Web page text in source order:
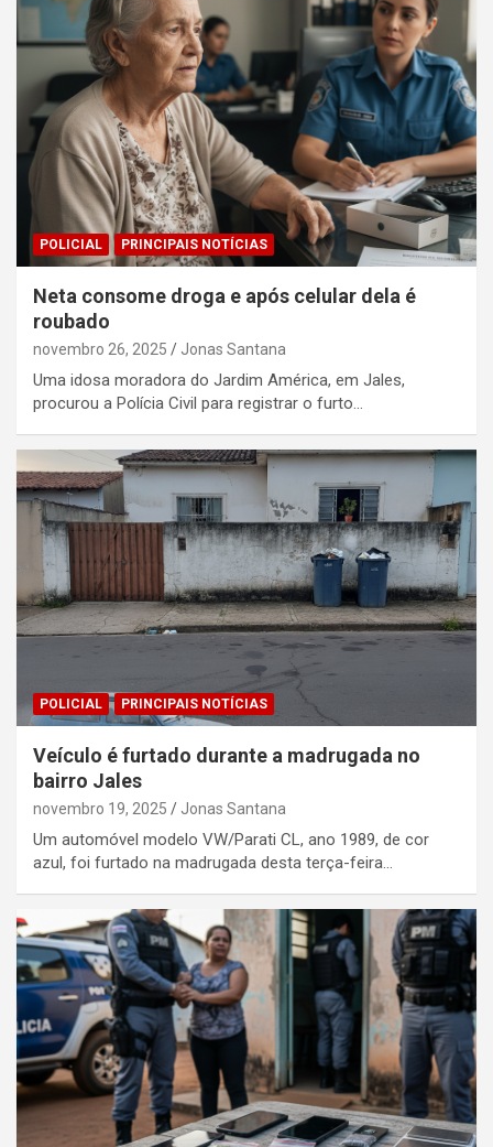
POLICIAL PRINCIPAIS NOTÍCIAS
Neta consome droga e após celular dela é
roubado
novembro 26, 2025 Jonas Santana
Uma idosa moradora do Jardim América, em Jales,
procurou a Polícia Civil para registrar o furto…
POLICIAL PRINCIPAIS NOTÍCIAS
Veículo é furtado durante a madrugada no
bairro Jales
novembro 19, 2025 Jonas Santana
Um automóvel modelo VW/Parati CL, ano 1989, de cor
azul, foi furtado na madrugada desta terça-feira…